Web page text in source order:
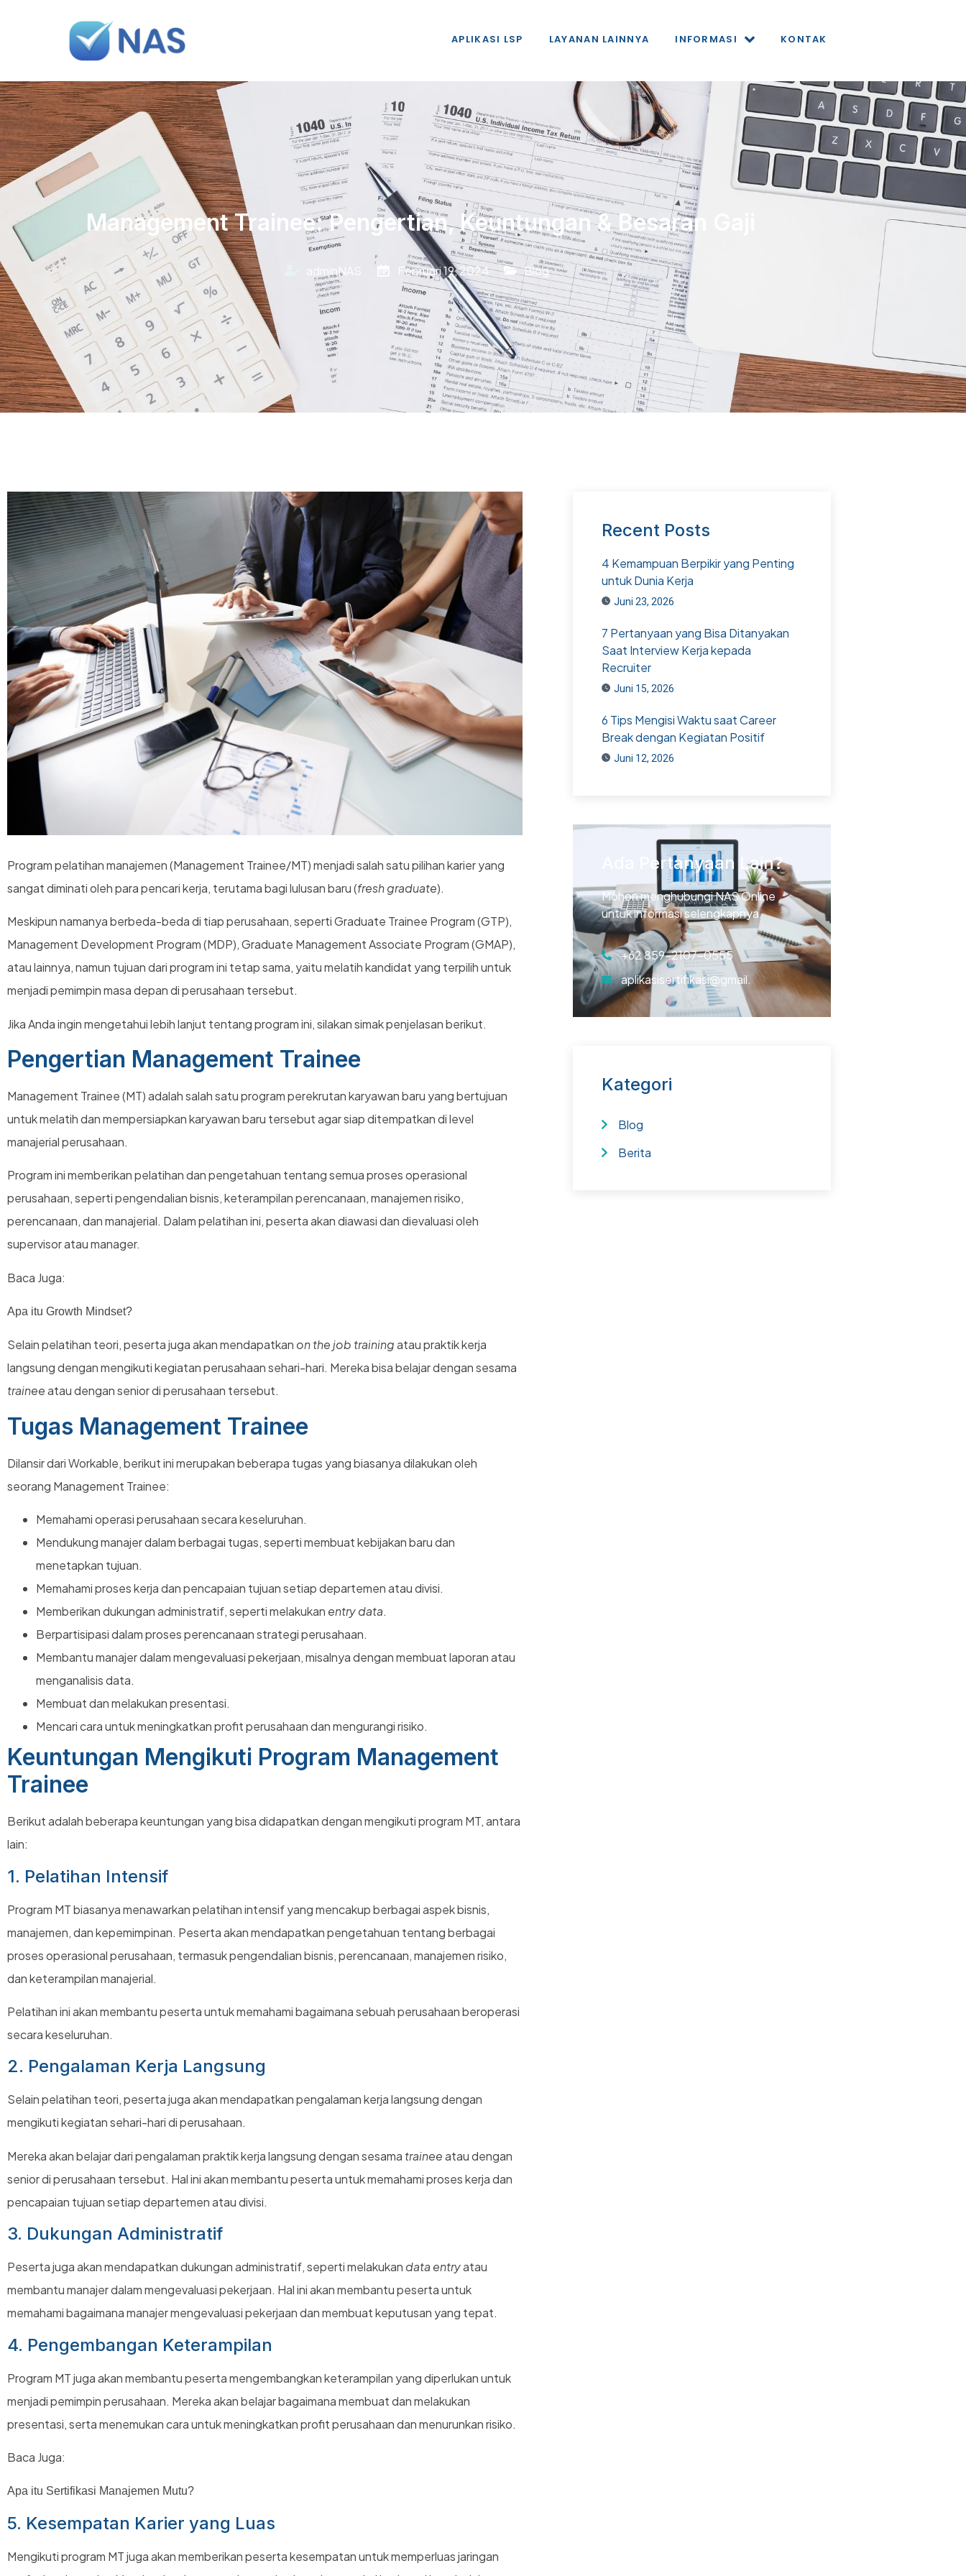
APLIKASI LSP LAYANAN LAINNYA INFORMASI KONTAK
Management Trainee: Pengertian, Keuntungan & Besaran Gaji
adminNAS Februari 19, 2024 Blog
Program pelatihan manajemen (Management Trainee/MT) menjadi salah satu pilihan karier yang
sangat diminati oleh para pencari kerja, terutama bagi lulusan baru (fresh graduate).
Meskipun namanya berbeda-beda di tiap perusahaan, seperti Graduate Trainee Program (GTP),
Management Development Program (MDP), Graduate Management Associate Program (GMAP),
atau lainnya, namun tujuan dari program ini tetap sama, yaitu melatih kandidat yang terpilih untuk
menjadi pemimpin masa depan di perusahaan tersebut.
Jika Anda ingin mengetahui lebih lanjut tentang program ini, silakan simak penjelasan berikut.
Pengertian Management Trainee
Management Trainee (MT) adalah salah satu program perekrutan karyawan baru yang bertujuan
untuk melatih dan mempersiapkan karyawan baru tersebut agar siap ditempatkan di level
manajerial perusahaan.
Program ini memberikan pelatihan dan pengetahuan tentang semua proses operasional
perusahaan, seperti pengendalian bisnis, keterampilan perencanaan, manajemen risiko,
perencanaan, dan manajerial. Dalam pelatihan ini, peserta akan diawasi dan dievaluasi oleh
supervisor atau manager.
Baca Juga:
Apa itu Growth Mindset?
Selain pelatihan teori, peserta juga akan mendapatkan on the job trainingatau praktik kerja
langsung dengan mengikuti kegiatan perusahaan sehari-hari. Mereka bisa belajar dengan sesama
traineeatau dengan senior di perusahaan tersebut.
Tugas Management Trainee
Dilansir dari Workable, berikut ini merupakan beberapa tugas yang biasanya dilakukan oleh
seorang Management Trainee:
Memahami operasi perusahaan secara keseluruhan.
Mendukung manajer dalam berbagai tugas, seperti membuat kebijakan baru dan
menetapkan tujuan.
Memahami proses kerja dan pencapaian tujuan setiap departemen atau divisi.
Memberikan dukungan administratif, seperti melakukan entry data.
Berpartisipasi dalam proses perencanaan strategi perusahaan.
Membantu manajer dalam mengevaluasi pekerjaan, misalnya dengan membuat laporan atau
menganalisis data.
Membuat dan melakukan presentasi.
Mencari cara untuk meningkatkan profit perusahaan dan mengurangi risiko.
Keuntungan Mengikuti Program Management
Trainee
Berikut adalah beberapa keuntungan yang bisa didapatkan dengan mengikuti program MT, antara
lain:
1. Pelatihan Intensif
Program MT biasanya menawarkan pelatihan intensif yang mencakup berbagai aspek bisnis,
manajemen, dan kepemimpinan. Peserta akan mendapatkan pengetahuan tentang berbagai
proses operasional perusahaan, termasuk pengendalian bisnis, perencanaan, manajemen risiko,
dan keterampilan manajerial.
Pelatihan ini akan membantu peserta untuk memahami bagaimana sebuah perusahaan beroperasi
secara keseluruhan.
2. Pengalaman Kerja Langsung
Selain pelatihan teori, peserta juga akan mendapatkan pengalaman kerja langsung dengan
mengikuti kegiatan sehari-hari di perusahaan.
Mereka akan belajar dari pengalaman praktik kerja langsung dengan sesama traineeatau dengan
senior di perusahaan tersebut. Hal ini akan membantu peserta untuk memahami proses kerja dan
pencapaian tujuan setiap departemen atau divisi.
3. Dukungan Administratif
Peserta juga akan mendapatkan dukungan administratif, seperti melakukan data entryatau
membantu manajer dalam mengevaluasi pekerjaan. Hal ini akan membantu peserta untuk
memahami bagaimana manajer mengevaluasi pekerjaan dan membuat keputusan yang tepat.
4. Pengembangan Keterampilan
Program MT juga akan membantu peserta mengembangkan keterampilan yang diperlukan untuk
menjadi pemimpin perusahaan. Mereka akan belajar bagaimana membuat dan melakukan
presentasi, serta menemukan cara untuk meningkatkan profit perusahaan dan menurunkan risiko.
Baca Juga:
Apa itu Sertifikasi Manajemen Mutu?
5. Kesempatan Karier yang Luas
Mengikuti program MT juga akan memberikan peserta kesempatan untuk memperluas jaringan
Recent Posts
4 Kemampuan Berpikir yang Penting
untuk Dunia Kerja
Juni 23, 2026
7 Pertanyaan yang Bisa Ditanyakan
Saat Interview Kerja kepada
Recruiter
Juni 15, 2026
6 Tips Mengisi Waktu saat Career
Break dengan Kegiatan Positif
Juni 12, 2026
Ada Pertanyaan Lain?
Mohon menghubungi NAS Online
untuk informasi selengkapnya.
+62 859-2107-0555
aplikasisertifikasi@gmail.
Kategori
Blog
Berita